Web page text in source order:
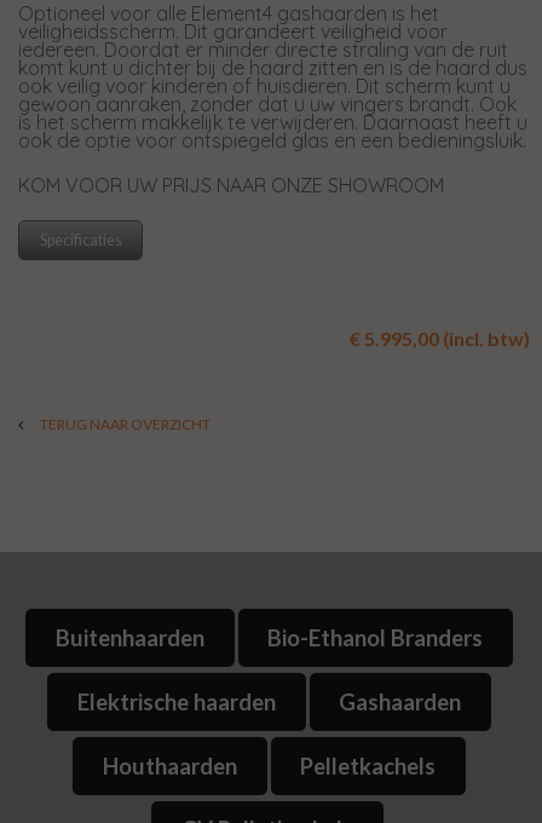
Optioneel voor alle Element4 gashaarden is het
veiligheidsscherm. Dit garandeert veiligheid voor
iedereen. Doordat er minder directe straling van de ruit
komt kunt u dichter bij de haard zitten en is de haard dus
ook veilig voor kinderen of huisdieren. Dit scherm kunt u
gewoon aanraken, zonder dat u uw vingers brandt. Ook
is het scherm makkelijk te verwijderen. Daarnaast heeft u
ook de optie voor ontspiegeld glas en een bedieningsluik.
KOM VOOR UW PRIJS NAAR ONZE SHOWROOM
Specificaties
€ 5.995,00 (incl. btw)
TERUG NAAR OVERZICHT
Buitenhaarden Bio-Ethanol Branders
Elektrische haarden Gashaarden
Houthaarden Pelletkachels